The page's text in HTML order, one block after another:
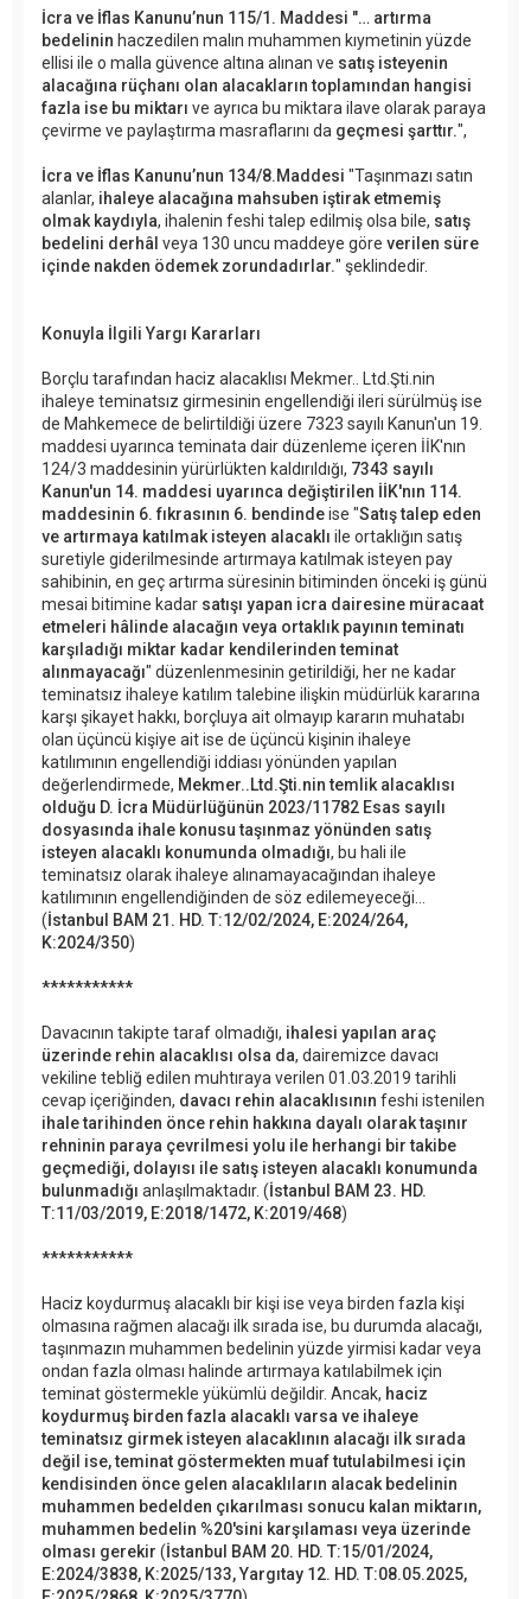
İcra ve İflas Kanunu’nun 115/1. Maddesi "… artırma
bedelinin haczedilen malın muhammen kıymetinin yüzde
ellisi ile o malla güvence altına alınan ve satış isteyenin
alacağına rüçhanı olan alacakların toplamından hangisi
fazla ise bu miktarı ve ayrıca bu miktara ilave olarak paraya
çevirme ve paylaştırma masraflarını da geçmesi şarttır.",
İcra ve İflas Kanunu’nun 134/8.Maddesi "Taşınmazı satın
alanlar, ihaleye alacağına mahsuben iştirak etmemiş
olmak kaydıyla, ihalenin feshi talep edilmiş olsa bile, satış
bedelini derhâl veya 130 uncu maddeye göre verilen süre
içinde nakden ödemek zorundadırlar." şeklindedir.
Konuyla İlgili Yargı Kararları
Borçlu tarafından haciz alacaklısı Mekmer.. Ltd.Şti.nin
ihaleye teminatsız girmesinin engellendiği ileri sürülmüş ise
de Mahkemece de belirtildiği üzere 7323 sayılı Kanun'un 19.
maddesi uyarınca teminata dair düzenleme içeren İİK'nın
124/3 maddesinin yürürlükten kaldırıldığı, 7343 sayılı
Kanun'un 14. maddesi uyarınca değiştirilen İİK'nın 114.
maddesinin 6. fıkrasının 6. bendindeise "Satış talep eden
ve artırmaya katılmak isteyen alacaklı ile ortaklığın satış
suretiyle giderilmesinde artırmaya katılmak isteyen pay
sahibinin, en geç artırma süresinin bitiminden önceki iş günü
mesai bitimine kadar satışı yapan icra dairesine müracaat
etmeleri hâlinde alacağın veya ortaklık payının teminatı
karşıladığı miktar kadar kendilerinden teminat
alınmayacağı" düzenlenmesinin getirildiği, her ne kadar
teminatsız ihaleye katılım talebine ilişkin müdürlük kararına
karşı şikayet hakkı, borçluya ait olmayıp kararın muhatabı
olan üçüncü kişiye ait ise de üçüncü kişinin ihaleye
katılımının engellendiği iddiası yönünden yapılan
değerlendirmede, Mekmer..Ltd.Şti.nin temlik alacaklısı
olduğu D. İcra Müdürlüğünün 2023/11782 Esas sayılı
dosyasında ihale konusu taşınmaz yönünden satış
isteyen alacaklı konumunda olmadığı, bu hali ile
teminatsız olarak ihaleye alınamayacağından ihaleye
katılımının engellendiğinden de söz edilemeyeceği...
(İstanbul BAM 21. HD. T:12/02/2024, E:2024/264,
K:2024/350)
***********
Davacının takipte taraf olmadığı, ihalesi yapılan araç
üzerinde rehin alacaklısı olsa da, dairemizce davacı
vekiline tebliğ edilen muhtıraya verilen 01.03.2019 tarihli
cevap içeriğinden, davacı rehin alacaklısının feshi istenilen
ihale tarihinden önce rehin hakkına dayalı olarak taşınır
rehninin paraya çevrilmesi yolu ile herhangi bir takibe
geçmediği, dolayısı ile satış isteyen alacaklı konumunda
bulunmadığı anlaşılmaktadır. (İstanbul BAM 23. HD.
T:11/03/2019, E:2018/1472, K:2019/468)
***********
Haciz koydurmuş alacaklı bir kişi ise veya birden fazla kişi
olmasına rağmen alacağı ilk sırada ise, bu durumda alacağı,
taşınmazın muhammen bedelinin yüzde yirmisi kadar veya
ondan fazla olması halinde artırmaya katılabilmek için
teminat göstermekle yükümlü değildir. Ancak, haciz
koydurmuş birden fazla alacaklı varsa ve ihaleye
teminatsız girmek isteyen alacaklının alacağı ilk sırada
değil ise, teminat göstermekten muaf tutulabilmesi için
kendisinden önce gelen alacaklıların alacak bedelinin
muhammen bedelden çıkarılması sonucu kalan miktarın,
muhammen bedelin %20'sini karşılaması veya üzerinde
olması gerekir (İstanbul BAM 20. HD. T:15/01/2024,
E:2024/3838, K:2025/133, Yargıtay 12. HD. T:08.05.2025,